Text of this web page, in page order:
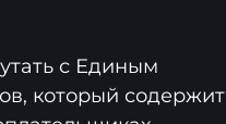
с Единым
который содержит